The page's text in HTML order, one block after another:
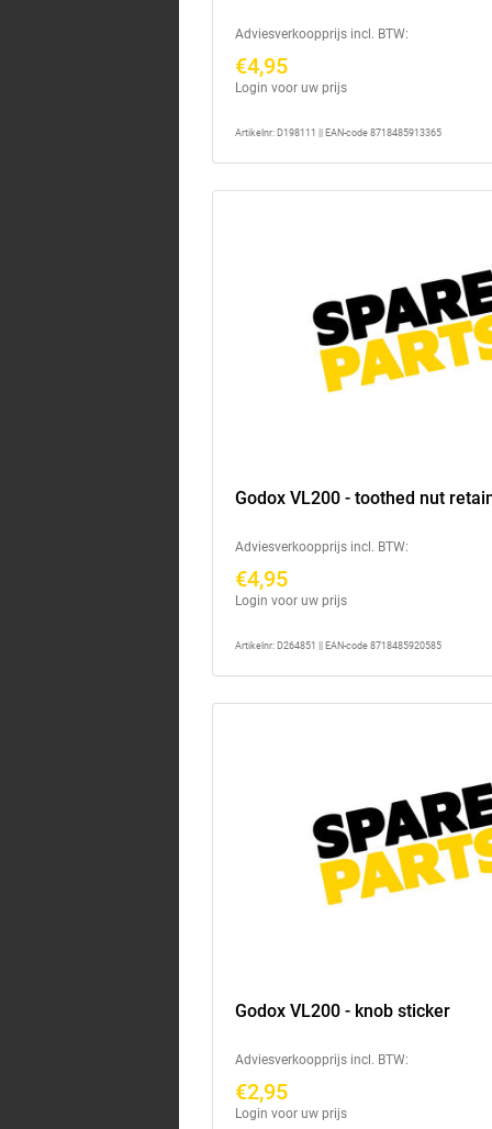
Adviesverkoopprijs incl. BTW:
€4,95
Login voor uw prijs
Artikelnr: D198111 || EAN-code 8718485913365
Godox VL200 - toothed nut
Adviesverkoopprijs incl. BTW:
€4,95
Login voor uw prijs
Artikelnr: D264851 || EAN-code 8718485920585
Godox VL200 - knob sticker
Adviesverkoopprijs incl. BTW:
€2,95
Login voor uw prijs